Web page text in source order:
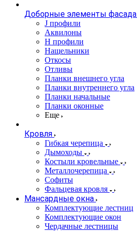
Доборные элементы фасада
J профили
Аквилоны
Н профили
Нащельники
Откосы
Отливы
Планки внешнего угла
Планки внутреннего угла
Планки начальные
Планки оконные
Еще
Кровля
Гибкая черепица
Дымоходы
Костыли кровельные
Металлочерепица
Софиты
Фальцевая кровля
Мансардные окна
Комплектующие лестниц
Комплектующие окон
Чердачные лестницы